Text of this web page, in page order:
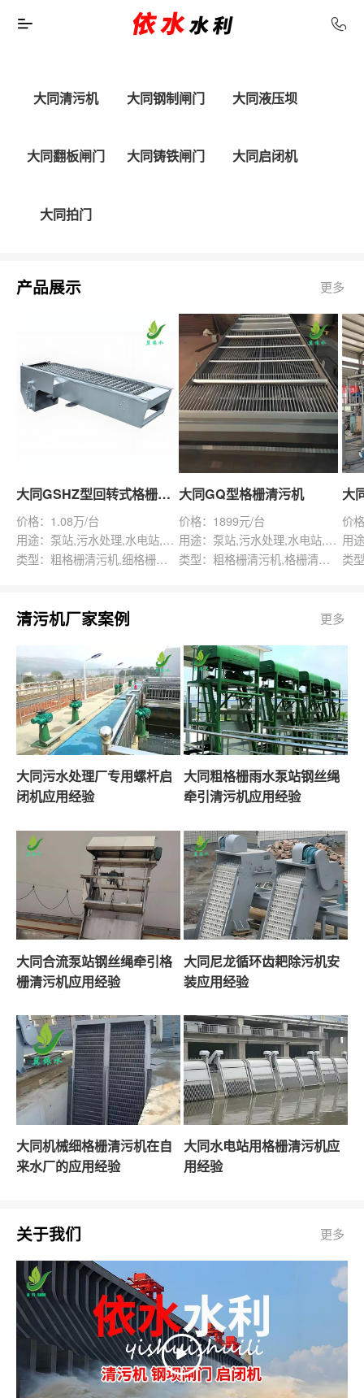
大同清污机 大同钢制闸门 大同液压坝
大同翻板闸门 大同铸铁闸门 大同启闭机
大同拍门
产品展示 更多
大同GSHZ型回转式格栅除污机
价格：1.08万/台
用途：泵站,污水处理,水电站,自来水厂,渠道,水产养殖,化工,纺织,给排水工程
类型：粗格栅清污机,细格栅清污机,格栅清污机,回转式清污机
大同GQ型格栅清污机
价格：1899元/台
用途：泵站,污水处理,水电站,自来水厂,给排水工程
类型：粗格栅清污机,格栅清污机,回转式清污机
价
清污机厂家案例 更多
大同污水处理厂专用螺杆启
闭机应用经验
大同粗格栅雨水泵站钢丝绳
牵引清污机应用经验
大同合流泵站钢丝绳牵引格
栅清污机应用经验
大同尼龙循环齿耙除污机安
装应用经验
大同机械细格栅清污机在自
来水厂的应用经验
大同水电站用格栅清污机应
用经验
关于我们 更多